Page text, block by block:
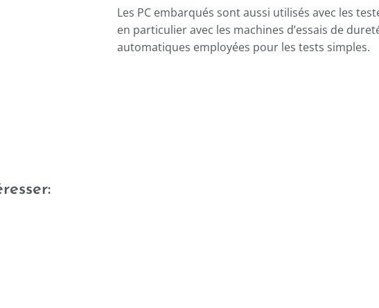
Les PC embarqués sont aussi utilisés avec les
en particulier avec les machines d’essais de
automatiques employées pour les tests simples.
PC embarqué